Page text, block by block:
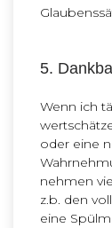
5.
Wenn ich
oder eine
nehmen
z.b. den
eine